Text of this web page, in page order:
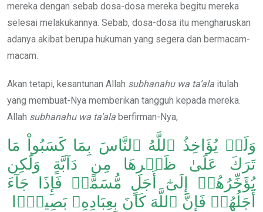
mereka dengan sebab dosa-dosa mereka begitu mereka
selesai melakukannya. Sebab, dosa-dosa itu mengharuskan
adanya akibat berupa hukuman yang segera dan bermacam-
macam.
Akan tetapi, kesantunan Allah subhanahu wa ta’ala itulah
yang membuat-Nya memberikan tangguh kepada mereka.
Allah subhanahu wa ta’ala berfirman-Nya,
وَلَوۡ يُؤَاخِذُ ٱللَّهُ ٱلنَّاسَ بِمَا كَسَبُواْ مَا
تَرَكَ عَلَىٰ ظَهۡرِهَا مِن دَآبَّةٍ وَلَٰكِن
يُؤَخِّرُهُمۡ إِلَىٰٓ أَجَلٍ مُّسَمًّىۖ فَإِذَا جَآءَ
أَجَلُهُمۡ فَإِنَّ ٱللَّهَ كَانَ بِعِبَادِهِۦ بَصِيرَۢا